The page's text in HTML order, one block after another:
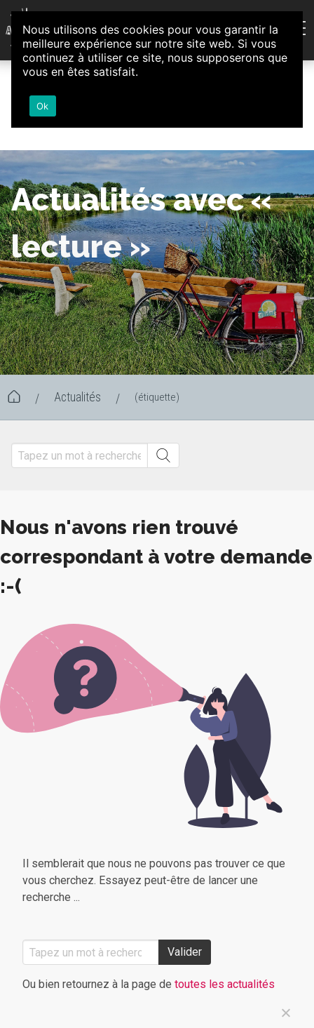
Aller au contenu
Association d'Animation et d'Initiatives Citoyennes
Loire-Authion
Actualités avec «
lecture »
/ Actualités / (étiquette)
Nous n'avons rien trouvé
correspondant à votre demande
:-(
Il semblerait que nous ne pouvons pas trouver ce que
vous cherchez. Essayez peut-être de lancer une
recherche ...
Valider
Ou bien retournez à la page de toutes les actualités
Nous utilisons des cookies pour vous garantir la
meilleure expérience sur notre site web. Si vous
continuez à utiliser ce site, nous supposerons que
vous en êtes satisfait.
Ok